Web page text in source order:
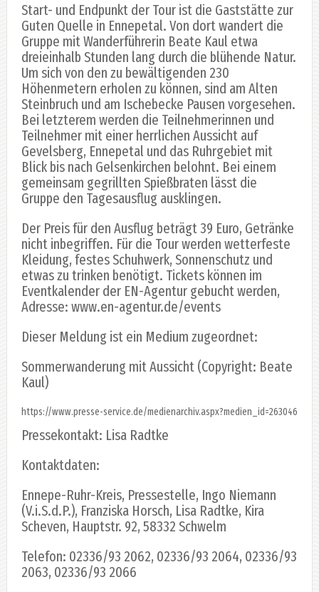
Start- und Endpunkt der Tour ist die Gaststätte zur
Guten Quelle in Ennepetal. Von dort wandert die
Gruppe mit Wanderführerin Beate Kaul etwa
dreieinhalb Stunden lang durch die blühende Natur.
Um sich von den zu bewältigenden 230
Höhenmetern erholen zu können, sind am Alten
Steinbruch und am Ischebecke Pausen vorgesehen.
Bei letzterem werden die Teilnehmerinnen und
Teilnehmer mit einer herrlichen Aussicht auf
Gevelsberg, Ennepetal und das Ruhrgebiet mit
Blick bis nach Gelsenkirchen belohnt. Bei einem
gemeinsam gegrillten Spießbraten lässt die
Gruppe den Tagesausflug ausklingen.
Der Preis für den Ausflug beträgt 39 Euro, Getränke
nicht inbegriffen. Für die Tour werden wetterfeste
Kleidung, festes Schuhwerk, Sonnenschutz und
etwas zu trinken benötigt. Tickets können im
Eventkalender der EN-Agentur gebucht werden,
Adresse: www.en-agentur.de/events
Dieser Meldung ist ein Medium zugeordnet:
Sommerwanderung mit Aussicht (Copyright: Beate
Kaul)
https://www.presse-service.de/medienarchiv.aspx?medien_id=263046
Pressekontakt: Lisa Radtke
Kontaktdaten:
Ennepe-Ruhr-Kreis, Pressestelle, Ingo Niemann
(V.i.S.d.P.), Franziska Horsch, Lisa Radtke, Kira
Scheven, Hauptstr. 92, 58332 Schwelm
Telefon: 02336/93 2062, 02336/93 2064, 02336/93
2063, 02336/93 2066